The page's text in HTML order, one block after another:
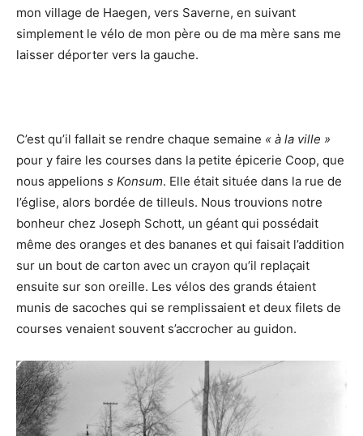
mon village de Haegen, vers Saverne, en suivant
simplement le vélo de mon père ou de ma mère sans me
laisser déporter vers la gauche.
C’est qu’il fallait se rendre chaque semaine « à la ville »
pour y faire les courses dans la petite épicerie Coop, que
nous appelions s Konsum. Elle était située dans la rue de
l’église, alors bordée de tilleuls. Nous trouvions notre
bonheur chez Joseph Schott, un géant qui possédait
même des oranges et des bananes et qui faisait l’addition
sur un bout de carton avec un crayon qu’il replaçait
ensuite sur son oreille. Les vélos des grands étaient
munis de sacoches qui se remplissaient et deux filets de
courses venaient souvent s’accrocher au guidon.